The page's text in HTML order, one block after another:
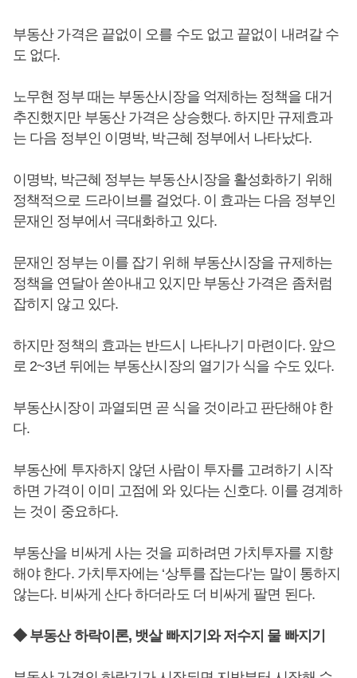
부동산 가격은 끝없이 오를 수도 없고 끝없이 내려갈 수
도 없다.
노무현 정부 때는 부동산시장을 억제하는 정책을 대거
추진했지만 부동산 가격은 상승했다. 하지만 규제효과
는 다음 정부인 이명박, 박근혜 정부에서 나타났다.
이명박, 박근혜 정부는 부동산시장을 활성화하기 위해
정책적으로 드라이브를 걸었다. 이 효과는 다음 정부인
문재인 정부에서 극대화하고 있다.
문재인 정부는 이를 잡기 위해 부동산시장을 규제하는
정책을 연달아 쏟아내고 있지만 부동산 가격은 좀처럼
잡히지 않고 있다.
하지만 정책의 효과는 반드시 나타나기 마련이다. 앞으
로 2~3년 뒤에는 부동산시장의 열기가 식을 수도 있다.
부동산시장이 과열되면 곧 식을 것이라고 판단해야 한
다.
부동산에 투자하지 않던 사람이 투자를 고려하기 시작
하면 가격이 이미 고점에 와 있다는 신호다. 이를 경계하
는 것이 중요하다.
부동산을 비싸게 사는 것을 피하려면 가치투자를 지향
해야 한다. 가치투자에는 ‘상투를 잡는다’는 말이 통하지
않는다. 비싸게 산다 하더라도 더 비싸게 팔면 된다.
◆ 부동산 하락이론, 뱃살 빠지기와 저수지 물 빠지기